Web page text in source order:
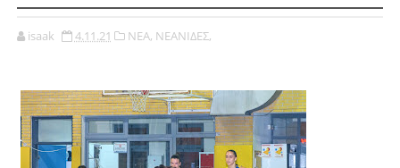
isaak 4.11.21 ΝΕΑ, ΝΕΑΝΙΔΕΣ,